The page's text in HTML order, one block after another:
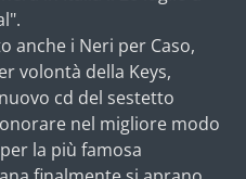
anche i Neri per Caso,
volontà della Keys,
cd del sestetto
nel migliore modo
la più famosa